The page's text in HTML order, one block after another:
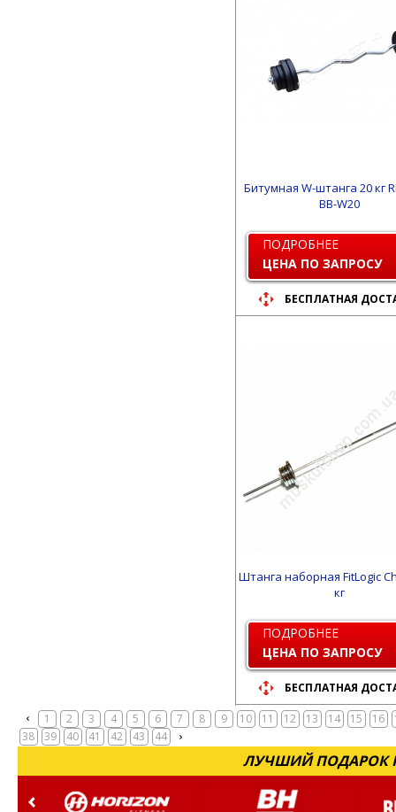
Битумная W-штанга 20 кг
BB-W20
ПОДРОБНЕЕ
ЦЕНА ПО ЗАПРОСУ
БЕСПЛАТНАЯ
Штанга наборная FitLogic
кг
ПОДРОБНЕЕ
ЦЕНА ПО ЗАПРОСУ
БЕСПЛАТНАЯ
1 2 3 4 5 6 7 8 9 10 11 12 13 14 15 16
38
39 40 41 42 43 44
ЛУЧШИЙ ПОДАРОК